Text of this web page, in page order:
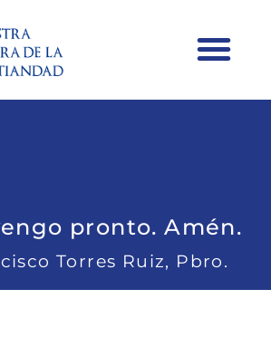
pronto. Amén.
Torres Ruiz, Pbro.